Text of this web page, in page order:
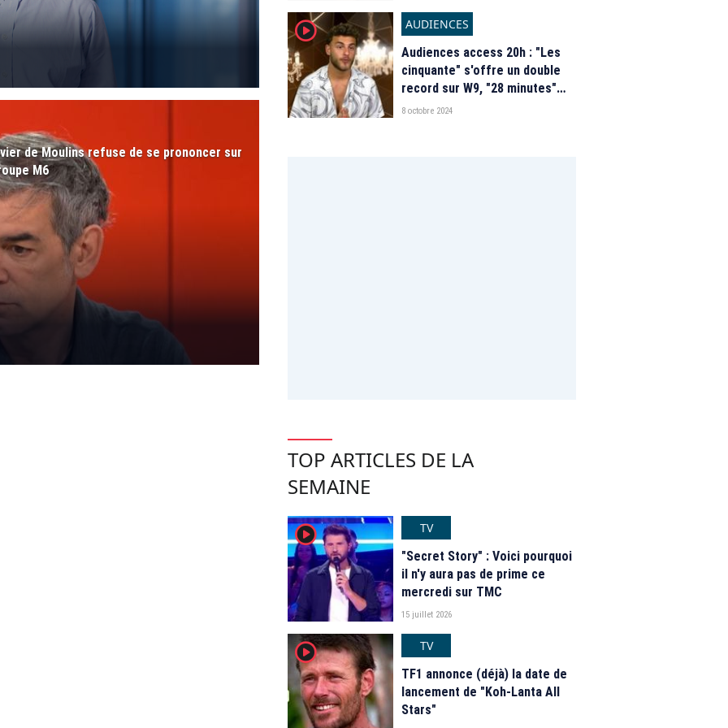
M6
player2
AUDIENCES
Audiences access 20h : "Les
cinquante" s'offre un double
record sur W9, "28 minutes"
s'envole sur Arte
8 octobre 2024
TOP ARTICLES DE LA
SEMAINE
player2
TV
"Secret Story" : Voici pourquoi
il n'y aura pas de prime ce
mercredi sur TMC
15 juillet 2026
player2
TV
TF1 annonce (déjà) la date de
lancement de "Koh-Lanta All
Stars"